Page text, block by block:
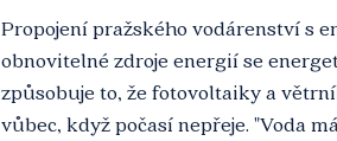
Propojení pražského vodárenství s
obnovitelné zdroje energií se
způsobuje to, že fotovoltaiky a
vůbec, když počasí nepřeje. "Voda